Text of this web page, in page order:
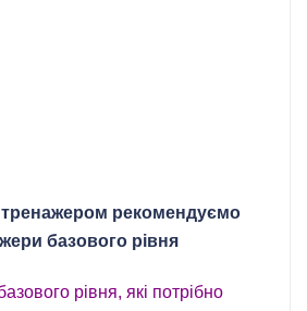
рекомендуємо
базового рівня
рівня, які потрібно